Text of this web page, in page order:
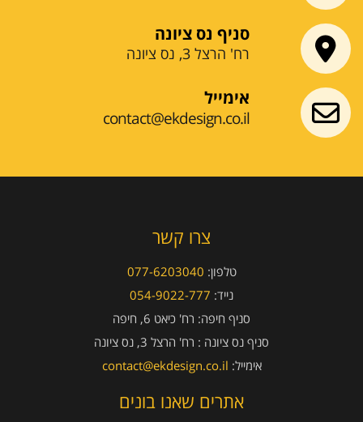
סניף נס ציונה
רח' הרצל 3, נס ציונה
אימייל
contact@ekdesign.co.il
צרו קשר
טלפון: 077-6203040
נייד: 054-9022-777
סניף חיפה: רח' כיאט 6, חיפה
סניף נס ציונה : רח' הרצל 3, נס ציונה
אימייל: contact@ekdesign.co.il
אתרים שאנו בונים